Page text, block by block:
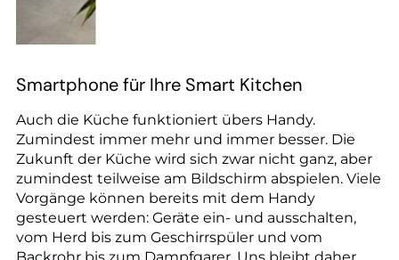
Smartphone für Ihre Smart Kitchen
Auch die Küche funktioniert übers Handy.
Zumindest immer mehr und immer besser. Die
Zukunft der Küche wird sich zwar nicht ganz, aber
zumindest teilweise am Bildschirm abspielen. Viele
Vorgänge können bereits mit dem Handy
gesteuert werden: Geräte ein- und ausschalten,
vom Herd bis zum Geschirrspüler und vom